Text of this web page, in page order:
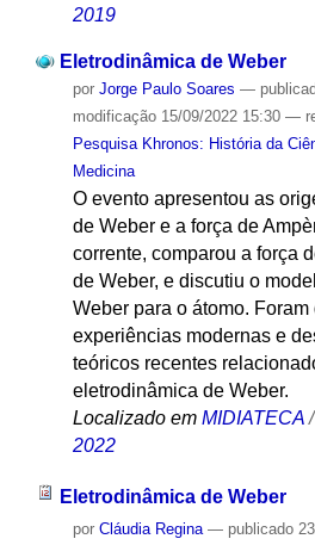
2019
Eletrodinâmica de Weber
por Jorge Paulo Soares —
modificação15/09/2022 15:30 —
Pesquisa Khronos: História da
Medicina
O evento apresentou as
de Weber e a força de
corrente, comparou a força
de Weber, e discutiu o
Weber para o átomo.
experiências modernas e
teóricos recentes
eletrodinâmica de Weber.
Localizado em MIDIATECA /
2022
Eletrodinâmica de Weber
por Cláudia Regina — publicado